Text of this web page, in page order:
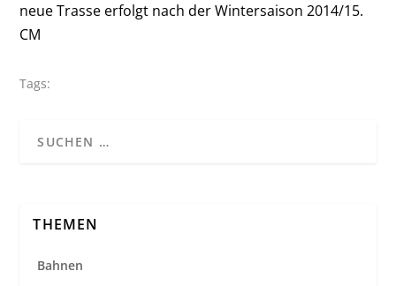
neue Trasse erfolgt nach der Wintersaison 2014/15.
CM
Tags:
THEMEN
Bahnen